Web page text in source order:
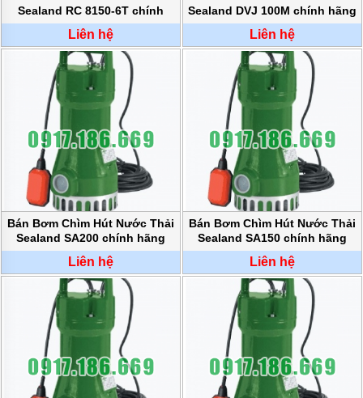
BƠM
HÚT
PHUY
NGHIỆP
BƠM
DẦU
TRUYỀN
NHIỆT
BƠM
HÚT
THÙNG
PHUY
BƠM KHÍ
BƠM KHÍ
AMONIAC
ĐỘNG
Sealand RC 8150-6T chính
hãng
Liên hệ
Sealand DVJ 100M chính hãng
Liên hệ
Bán Bơm Chìm Hút Nước Thải
Sealand SA200 chính hãng
Liên hệ
Bán Bơm Chìm Hút Nước Thải
Sealand SA150 chính hãng
Liên hệ